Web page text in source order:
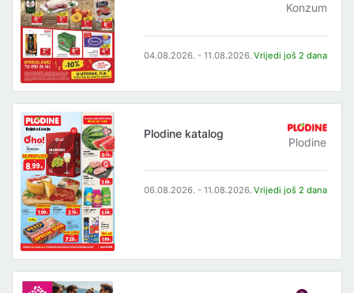
Konzum
04.08.2026. - 11.08.2026. Vrijedi još 2 dana
Plodine katalog
Plodine
06.08.2026. - 11.08.2026. Vrijedi još 2 dana